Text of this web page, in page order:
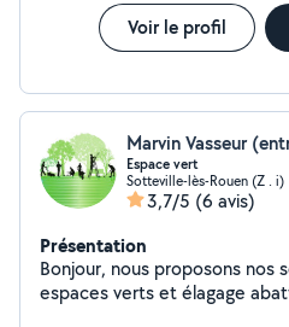
Voir le profil
Marvin Vasseur
Espace vert
Sotteville-lès-Rouen (Z . i)
3,7/5 (6 avis)
Présentation
Bonjour, nous proposons nos
espaces verts et élagage